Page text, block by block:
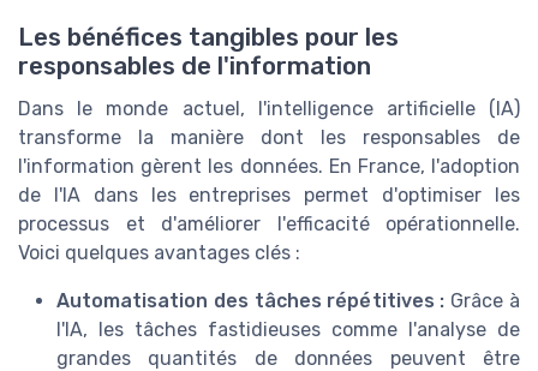
Les bénéfices tangibles pour les
responsables de l'information
Dans le monde actuel, l'intelligence artificielle (IA)
transforme la manière dont les responsables de
l'information gèrent les données. En France, l'adoption
de l'IA dans les entreprises permet d'optimiser les
processus et d'améliorer l'efficacité opérationnelle.
Voici quelques avantages clés :
Automatisation des tâches répétitives : Grâce à
l'IA, les tâches fastidieuses comme l'analyse de
grandes quantités de données peuvent être